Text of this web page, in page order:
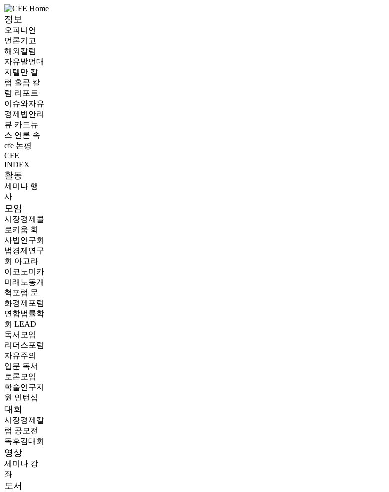
정보
오피니언
언론기고
해외칼럼
자유발언대
지텔만 칼
럼 홀콤 칼
럼 리포트
이슈와자유
경제법안리
뷰 카드뉴
스 언론 속
cfe 논평
CFE
INDEX
활동
세미나 행
사
모임
시장경제콜
로키움 회
사법연구회
법경제연구
회 아고라
이코노미카
미래노동개
혁포럼 문
화경제포럼
연합법률학
회 LEAD
독서모임
리더스포럼
자유주의
입문 독서
토론모임
학술연구지
원 인턴십
대회
시장경제칼
럼 공모전
독후감대회
영상
세미나 강
좌
도서